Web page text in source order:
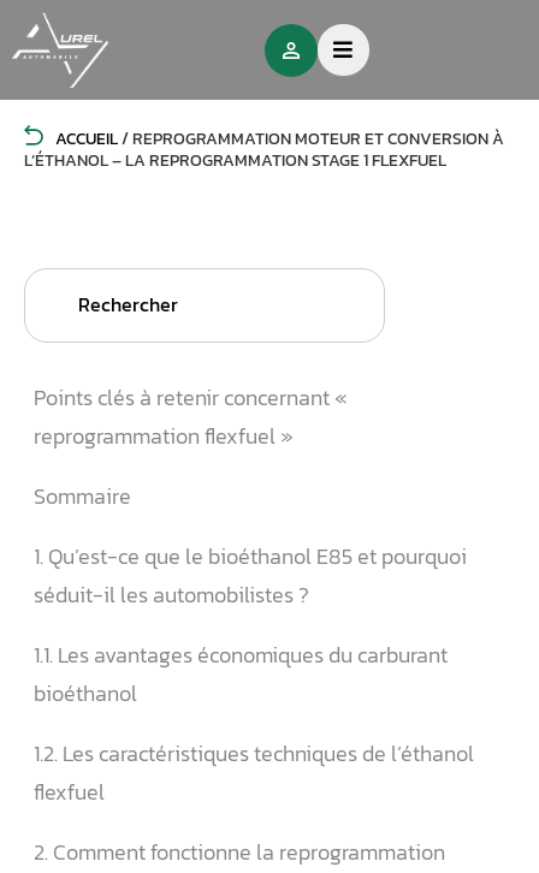
ACCUEIL/REPROGRAMMATION MOTEUR ET CONVERSION À
L’ÉTHANOL – LA REPROGRAMMATION STAGE 1 FLEXFUEL
Search
Points clés à retenir concernant «
reprogrammation flexfuel »
Sommaire
1. Qu’est-ce que le bioéthanol E85 et pourquoi
séduit-il les automobilistes ?
1.1. Les avantages économiques du carburant
bioéthanol
1.2. Les caractéristiques techniques de l’éthanol
flexfuel
2. Comment fonctionne la reprogrammation